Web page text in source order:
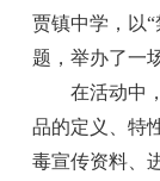
贾镇中学，以
题，举办了一
在活动中，
品的定义、特
毒宣传资料、